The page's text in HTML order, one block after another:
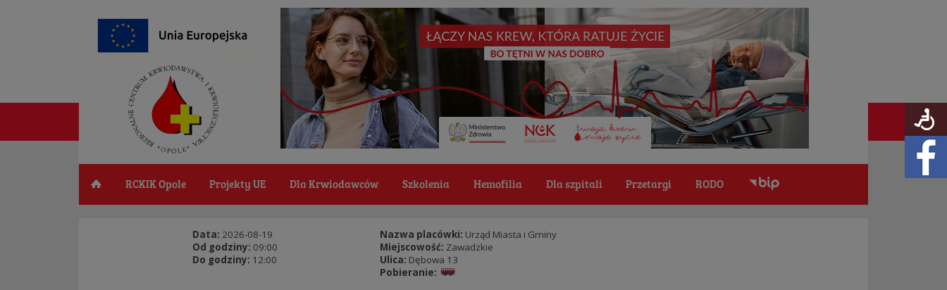
RCKIK Opole Projekty UE Dla Krwiodawców Szkolenia Hemofilia Dla szpitali Przetargi RODO
Data: 2026-08-19
Od godziny: 09:00
Do godziny: 12:00
Nazwa placówki: Urząd Miasta i Gminy
Miejscowość: Zawadzkie
Ulica: Dębowa 13
Pobieranie: